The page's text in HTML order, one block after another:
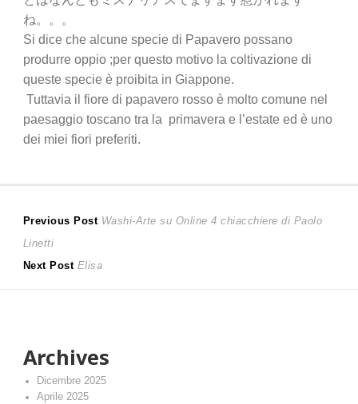
ね。。。
Si dice che alcune specie di Papavero possano
produrre oppio ;per questo motivo la coltivazione di
queste specie è proibita in Giappone.
Tuttavia il fiore di papavero rosso è molto comune nel
paesaggio toscano tra la primavera e l’estate ed è uno
dei miei fiori preferiti.
Navigazione
articoli
Previous Post Previous
Washi-Arte su Online 4 chiacchiere di Paolo
Linetti
Next Post Next
Elisa
Archives
Dicembre 2025
Aprile 2025